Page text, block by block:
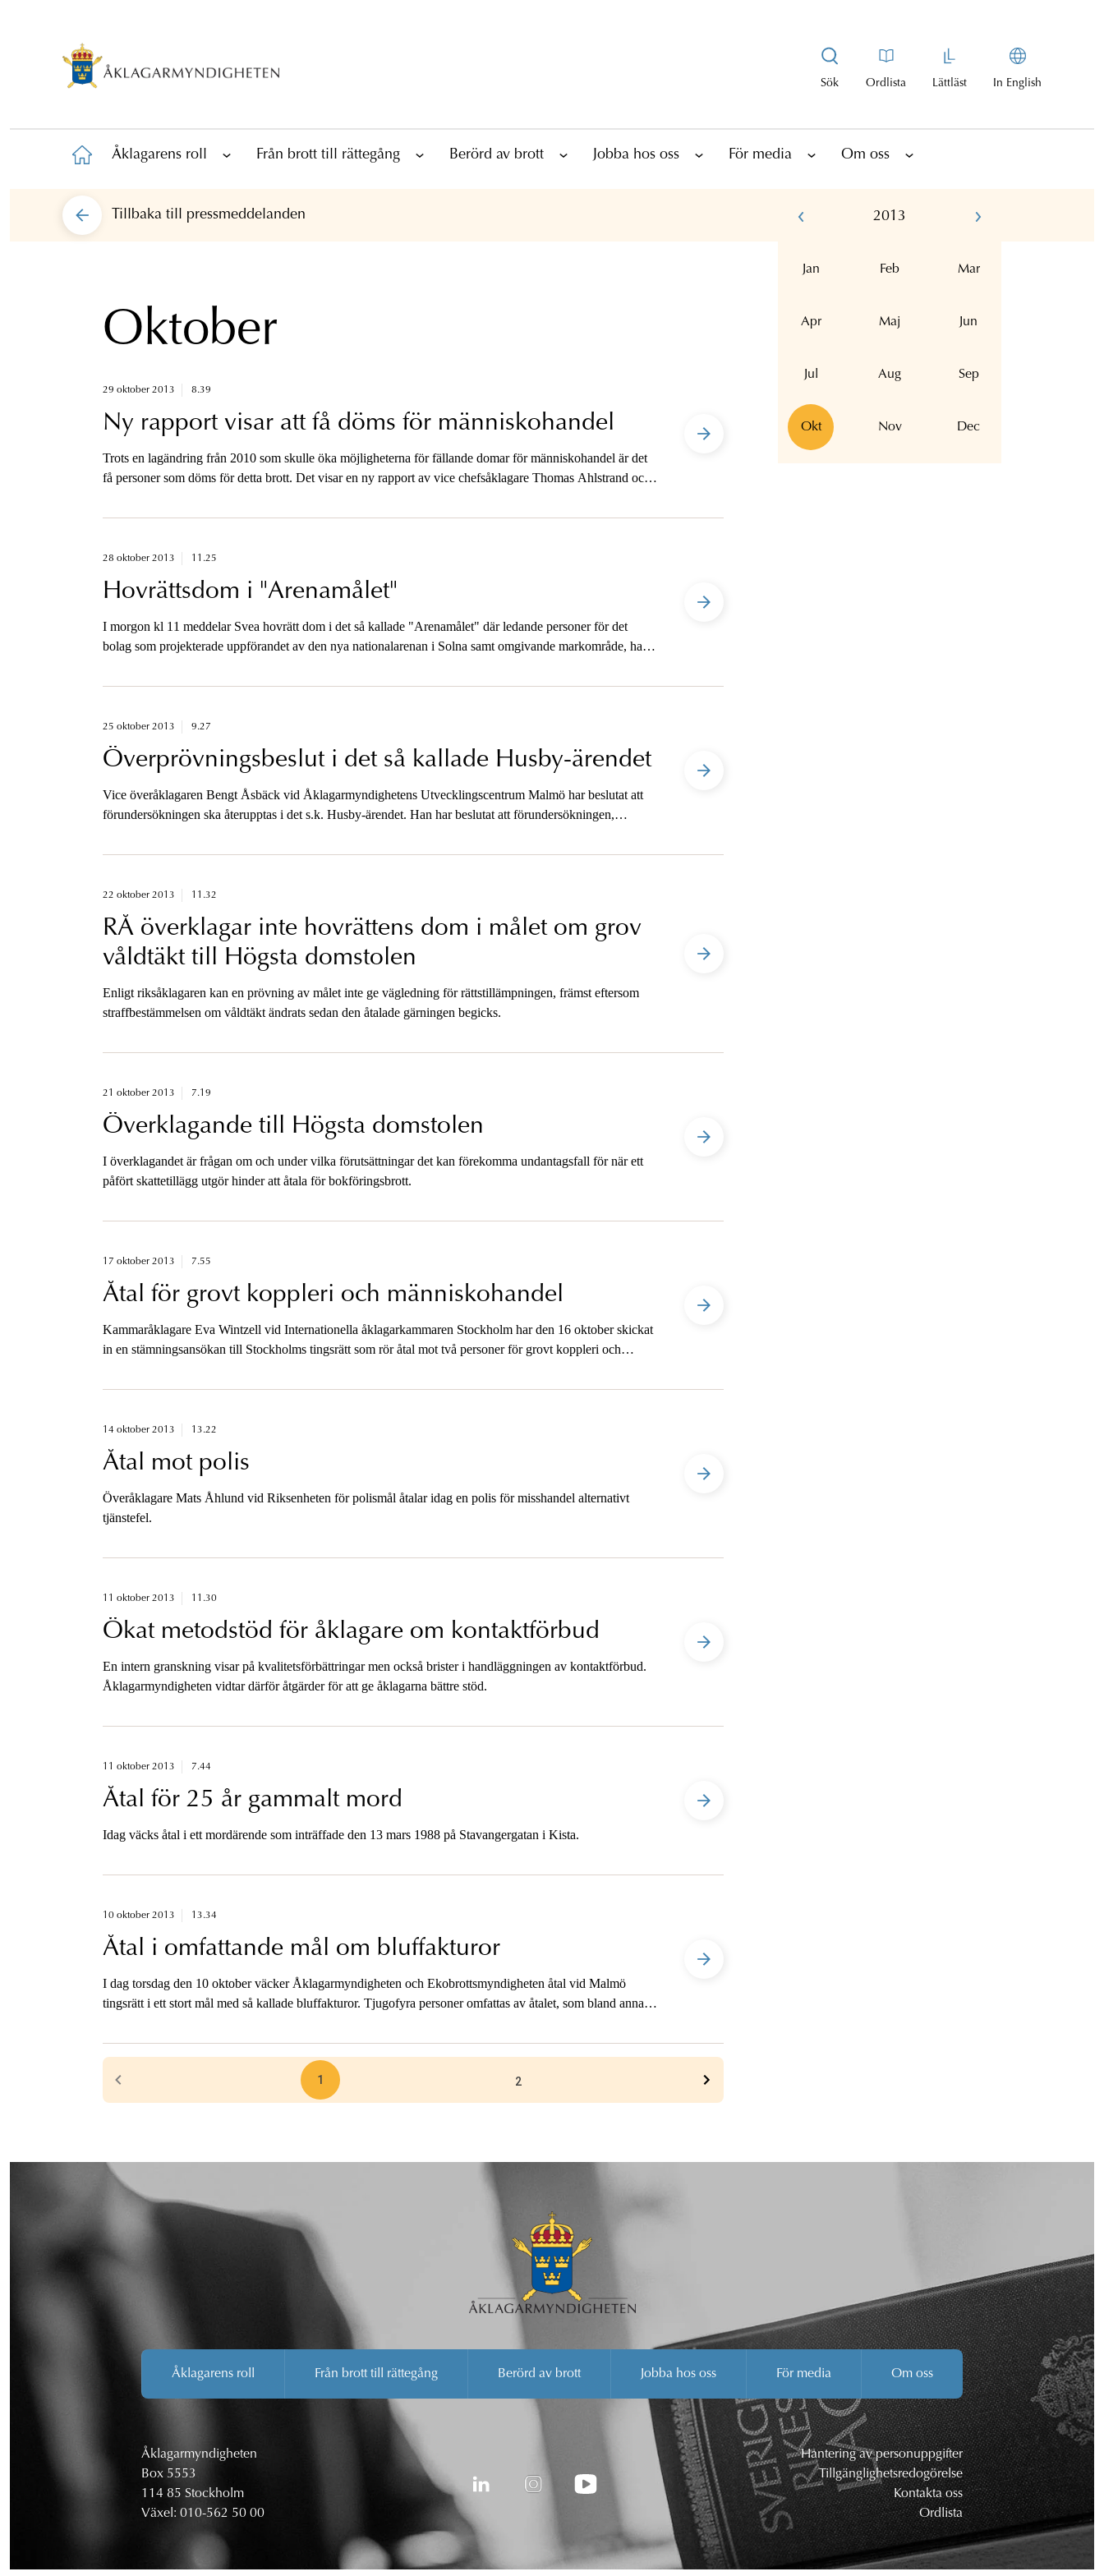
Sök Ordlista Lättläst In English
Åklagarens roll Från brott till rättegång Berörd av brott Jobba hos oss För media Om oss
Tillbaka till pressmeddelanden 2013
Jan Feb Mar
Apr Maj Jun
Jul Aug Sep
Okt Nov Dec
Oktober
29 oktober 2013 8.39
Ny rapport visar att få döms för människohandel
Trots en lagändring från 2010 som skulle öka möjligheterna för fällande domar för människohandel är det
få personer som döms för detta brott. Det visar en ny rapport av vice chefsåklagare Thomas Ahlstrand och
28 oktober 2013 11.25
Hovrättsdom i "Arenamålet"
I morgon kl 11 meddelar Svea hovrätt dom i det så kallade "Arenamålet" där ledande personer för det
bolag som projekterade uppförandet av den nya nationalarenan i Solna samt omgivande markområde, har
25 oktober 2013 9.27
Överprövningsbeslut i det så kallade Husby-ärendet
Vice överåklagaren Bengt Åsbäck vid Åklagarmyndighetens Utvecklingscentrum Malmö har beslutat att
förundersökningen ska återupptas i det s.k. Husby-ärendet. Han har beslutat att förundersökningen,
22 oktober 2013 11.32
RÅ överklagar inte hovrättens dom i målet om grov
våldtäkt till Högsta domstolen
Enligt riksåklagaren kan en prövning av målet inte ge vägledning för rättstillämpningen, främst eftersom
straffbestämmelsen om våldtäkt ändrats sedan den åtalade gärningen begicks.
21 oktober 2013 7.19
Överklagande till Högsta domstolen
I överklagandet är frågan om och under vilka förutsättningar det kan förekomma undantagsfall för när ett
påfört skattetillägg utgör hinder att åtala för bokföringsbrott.
17 oktober 2013 7.55
Åtal för grovt koppleri och människohandel
Kammaråklagare Eva Wintzell vid Internationella åklagarkammaren Stockholm har den 16 oktober skickat
in en stämningsansökan till Stockholms tingsrätt som rör åtal mot två personer för grovt koppleri och
14 oktober 2013 13.22
Åtal mot polis
Överåklagare Mats Åhlund vid Riksenheten för polismål åtalar idag en polis för misshandel alternativt
tjänstefel.
11 oktober 2013 11.30
Ökat metodstöd för åklagare om kontaktförbud
En intern granskning visar på kvalitetsförbättringar men också brister i handläggningen av kontaktförbud.
Åklagarmyndigheten vidtar därför åtgärder för att ge åklagarna bättre stöd.
11 oktober 2013 7.44
Åtal för 25 år gammalt mord
Idag väcks åtal i ett mordärende som inträffade den 13 mars 1988 på Stavangergatan i Kista.
10 oktober 2013 13.34
Åtal i omfattande mål om bluffakturor
I dag torsdag den 10 oktober väcker Åklagarmyndigheten och Ekobrottsmyndigheten åtal vid Malmö
tingsrätt i ett stort mål med så kallade bluffakturor. Tjugofyra personer omfattas av åtalet, som bland annat
1 2
Åklagarens roll Från brott till rättegång Berörd av brott Jobba hos oss För media Om oss
Åklagarmyndigheten
Box 5553
114 85 Stockholm
Växel: 010-562 50 00
Hantering av personuppgifter
Tillgänglighetsredogörelse
Kontakta oss
Ordlista